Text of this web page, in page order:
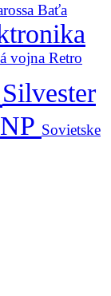
Baťa
vojna Retro
Silvester
Sovietske